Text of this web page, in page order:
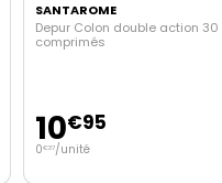
SANTAROME
Depur Colon double action 30
comprimés
10€95
0€37/unité